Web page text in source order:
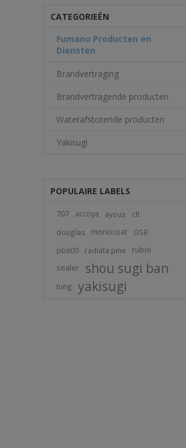
CATEGORIEËN
Fumano Producten en
Diensten
Brandvertraging
Brandvertragende producten
Waterafstotende producten
Yakisugi
POPULAIRE LABELS
707 accoya ayous
clt
douglas
monocoat
OSB
pb600
radiata pine
rubio
sealer
shou sugi ban
tung yakisugi